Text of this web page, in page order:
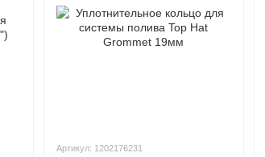
Артикул: 1202176231